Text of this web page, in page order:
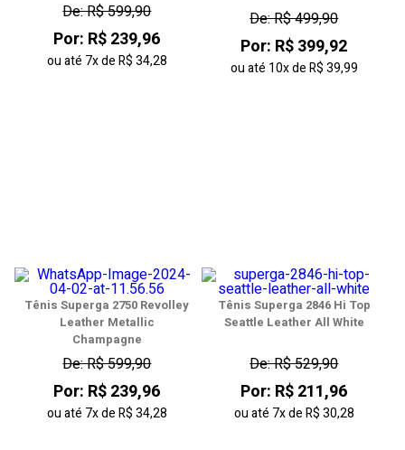
De: R$ 599,90
Por: R$ 239,96
ou até 7xdeR$ 34,28
De: R$ 499,90
Por: R$ 399,92
ou até 10xdeR$ 39,99
Tênis Superga 2750 Revolley
Leather Metallic
Champagne
De: R$ 599,90
Por: R$ 239,96
ou até 7xdeR$ 34,28
Tênis Superga 2846 Hi Top
Seattle Leather All White
De: R$ 529,90
Por: R$ 211,96
ou até 7xdeR$ 30,28